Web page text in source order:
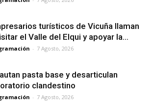
turísticos de Vicuña llaman
el Valle del Elqui y apoyar la...
- 7 Agosto, 2026
pasta base y desarticulan
clandestino
- 7 Agosto, 2026